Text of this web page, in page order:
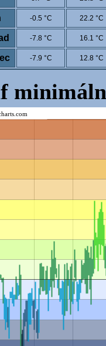
-0.5 °C 22.2 °C
-7.8 °C 16.1 °C
-7.9 °C 12.8 °C